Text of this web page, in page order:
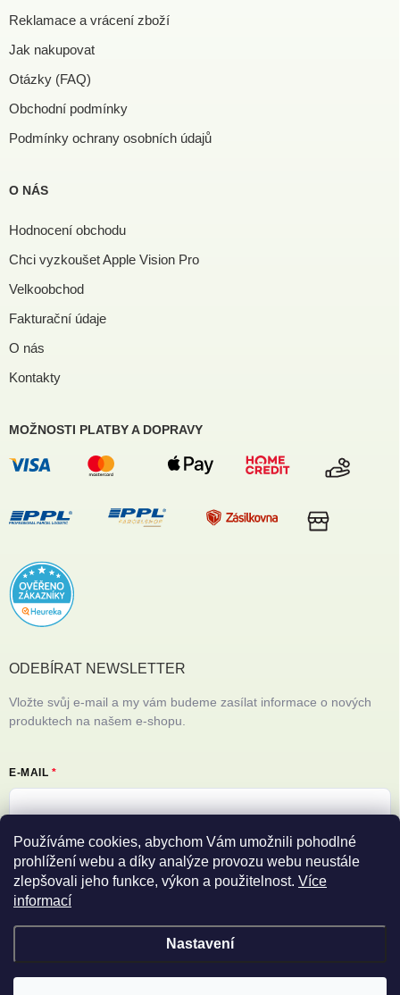
Používáme cookies, abychom Vám umožnili pohodlné
prohlížení webu a díky analýze provozu webu neustále
zlepšovali jeho funkce, výkon a použitelnost. Více
informací
Nastavení
Reklamace a vrácení zboží
Jak nakupovat
Otázky (FAQ)
Obchodní podmínky
Podmínky ochrany osobních údajů
O NÁS
Hodnocení obchodu
Chci vyzkoušet Apple Vision Pro
Velkoobchod
Fakturační údaje
O nás
Kontakty
MOŽNOSTI PLATBY A DOPRAVY
ODEBÍRAT NEWSLETTER
Vložte svůj e-mail a my vám budeme zasílat informace o nových
produktech na našem e-shopu.
E-MAIL
Vložením e-mailu souhlasíte spodmínkami ochrany osobních údajů
Přihlásit se